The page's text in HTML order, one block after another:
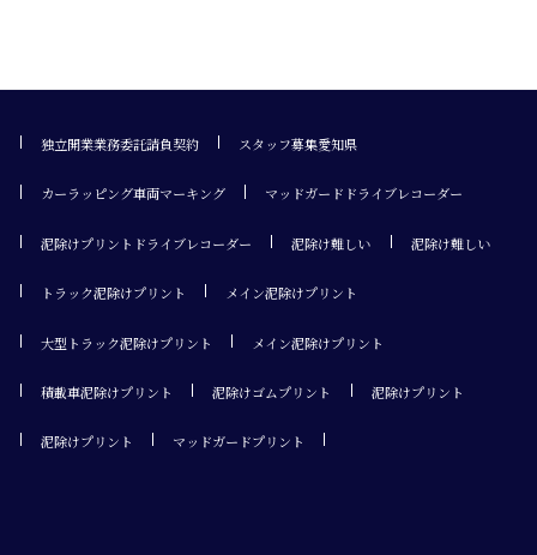
独立開業業務委託請負契約 スタッフ募集愛知県
カーラッピング車両マーキング マッドガードドライブレコーダー
泥除けプリントドライブレコーダー 泥除け難しい 泥除け難しい
トラック泥除けプリント メイン泥除けプリント
大型トラック泥除けプリント メイン泥除けプリント
積載車泥除けプリント 泥除けゴムプリント 泥除けプリント
泥除けプリント マッドガードプリント